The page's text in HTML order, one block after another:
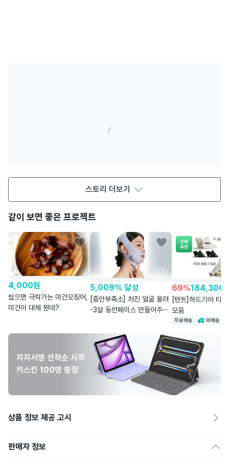
스토리 더보기
같이 보면 좋은 프로젝트
4,000원
씹으면 극락가는 미건오징어,
미건이 대체 뭔데?
AD
5,009% 달성
[중안부축소] 처진 얼굴 올려
-3살 동안페이스 만들어주는
69%184,300
[텐트]하드기어 티
모음
무료배송 와배송
지지서명 선착순 시작
키스킨 100명 증정
상품 정보 제공 고시
판매자 정보